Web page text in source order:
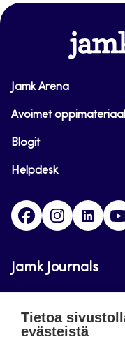
Jamk Arena
Avoimet
Blogit
Helpdesk
FacebookInstagram
Jamk Journals
luettavissa.
Tietoa
evästeistä